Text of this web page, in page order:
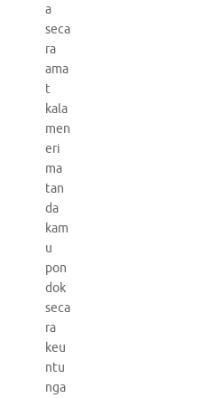
a
seca
ra
ama
t
kala
men
eri
ma
tan
da
kam
u
pon
dok
seca
ra
keu
ntu
nga